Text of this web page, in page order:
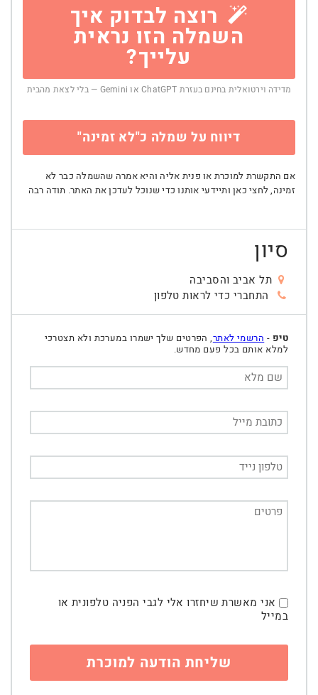
רוצה לבדוק איך
השמלה הזו נראית
עלייך?
מדידה וירטואלית בחינם בעזרת ChatGPT או Gemini — בלי לצאת מהבית
דיווח על שמלה כ"לא זמינה"
אם התקשרת למוכרת או פנית אליה והיא אמרה שהשמלה כבר לא
זמינה, לחצי כאן ותיידעי אותנו כדי שנוכל לעדכן את האתר. תודה רבה
סיון
תל אביב והסביבה
התחברי כדי לראות טלפון
טיפ - הרשמי לאתר, הפרטים שלך ישמרו במערכת ולא תצטרכי
למלא אותם בכל פעם מחדש.
אני מאשרת שיחזרו אלי לגבי הפניה טלפונית או
במייל